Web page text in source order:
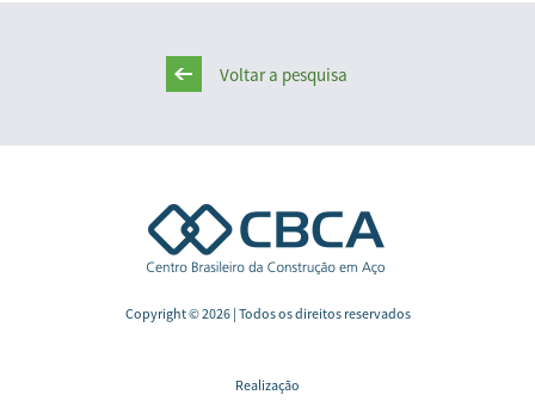
Voltar a pesquisa
Copyright © 2026 | Todos os direitos reservados
Realização